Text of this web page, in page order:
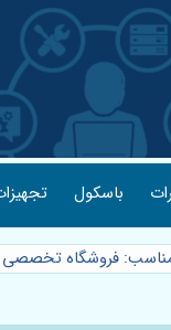
باسکول
فروشگاه تخصصی